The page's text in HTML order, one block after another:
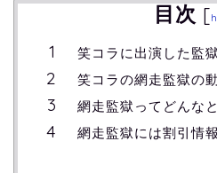
目次 [
笑コラに出演した監
笑コラの網走監獄の
網走監獄ってどんな
網走監獄には割引情